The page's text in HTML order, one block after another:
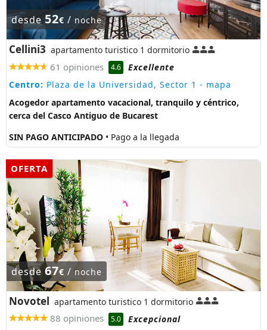
desde 52€ / noche
Cellini3 apartamento turistico 1 dormitorio
61 opiniones 4.6
Excellente
Centro: Plaza de la Universidad, Sector 1 - mapa
Acogedor apartamento vacacional, tranquilo y céntrico,
cerca del Casco Antiguo de Bucarest
SIN PAGO ANTICIPADO • Pago a la llegada
OFERTA
desde 67€/noche
Novotel apartamento turistico 1 dormitorio
88 opiniones 5.0
Excepcional